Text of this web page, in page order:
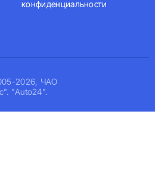
2026, ЧАО
"Auto24".
конфиденциальности